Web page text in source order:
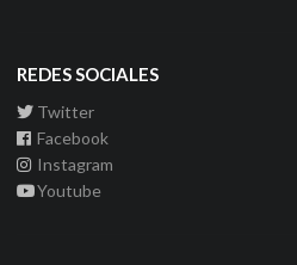
REDES SOCIALES
Twitter
Facebook
Instagram
Youtube